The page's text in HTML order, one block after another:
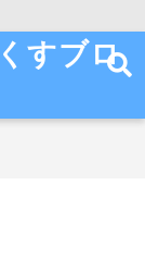
すブロ